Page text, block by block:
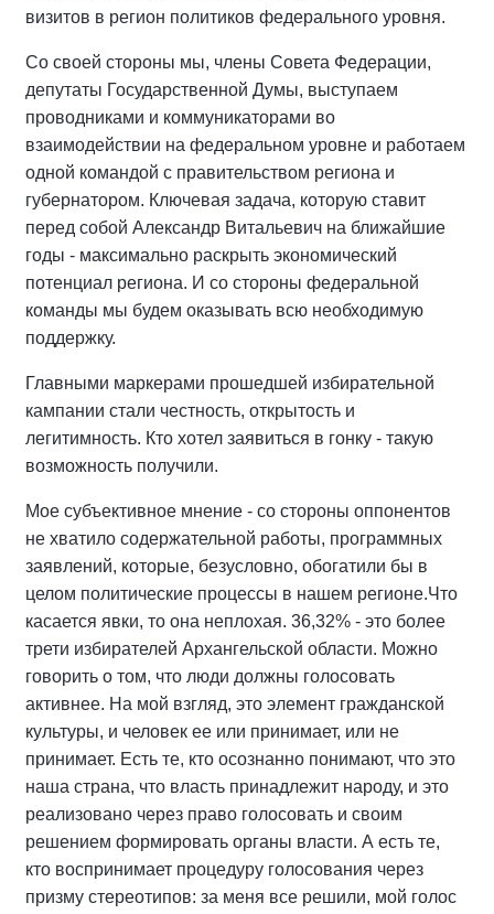
визитов в регион политиков федерального уровня.
Со своей стороны мы, члены Совета Федерации,
депутаты Государственной Думы, выступаем
проводниками и коммуникаторами во
взаимодействии на федеральном уровне и работаем
одной командой с правительством региона и
губернатором. Ключевая задача, которую ставит
перед собой Александр Витальевич на ближайшие
годы - максимально раскрыть экономический
потенциал региона. И со стороны федеральной
команды мы будем оказывать всю необходимую
поддержку.
Главными маркерами прошедшей избирательной
кампании стали честность, открытость и
легитимность. Кто хотел заявиться в гонку - такую
возможность получили.
Мое субъективное мнение - со стороны оппонентов
не хватило содержательной работы, программных
заявлений, которые, безусловно, обогатили бы в
целом политические процессы в нашем регионе.Что
касается явки, то она неплохая. 36,32% - это более
трети избирателей Архангельской области. Можно
говорить о том, что люди должны голосовать
активнее. На мой взгляд, это элемент гражданской
культуры, и человек ее или принимает, или не
принимает. Есть те, кто осознанно понимают, что это
наша страна, что власть принадлежит народу, и это
реализовано через право голосовать и своим
решением формировать органы власти. А есть те,
кто воспринимает процедуру голосования через
призму стереотипов: за меня все решили, мой голос